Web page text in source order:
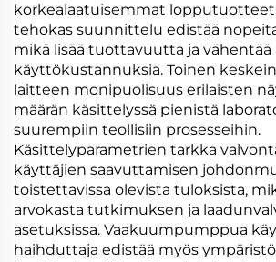
korkealaatuisemmat
tehokas suunnittelu edistää
mikä lisää tuottavuutta ja vähentää
käyttökustannuksia. Toinen
laitteen monipuolisuus erilaisten
määrän käsittelyssä pienistä
suurempiin teollisiin prosesseihin.
Käsittelyparametrien tarkka
käyttäjien saavuttamisen
toistettavissa olevista tuloksista,
arvokasta tutkimuksen ja
asetuksissa. Vaakuumpumppua
haihduttaja edistää myös